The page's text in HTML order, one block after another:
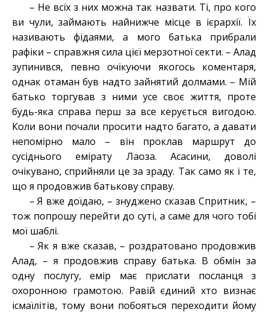
– Не всіх з них можна так назвати. Ті, про кого
ви чули, займають найнижче місце в ієрархії. Їх
називають фідаями, а мого батька прибрали
рафіки – справжня сила цієї мерзотної секти. – Алад
зупинився, певно очікуючи якогось коментаря,
однак отаман був надто зайнятий долмами. – Мій
батько торгував з ними усе своє життя, проте
будь-яка справа перш за все керується вигодою.
Коли вони почали просити надто багато, а давати
непомірно мало – він проклав маршрут до
сусіднього емірату Лаоза. Асасини, доволі
очікувано, сприйняли це за зраду. Так само як і те,
що я продовжив батькову справу.
– Я вже доїдаю, – знуджено сказав Спритник, –
тож попрошу перейти до суті, а саме для чого тобі
мої шаблі.
– Як я вже сказав, – роздратовано продовжив
Алад, – я продовжив справу батька. В обмін за
одну послугу, емір має прислати посланця з
охоронною грамотою. Равій єдиний хто визнає
ісмаїлітів, тому вони побояться переходити йому